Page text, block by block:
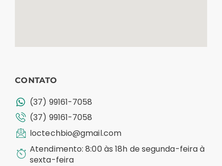
CONTATO
(37) 99161-7058
(37) 99161-7058
loctechbio@gmail.com
Atendimento: 8:00 às 18h de segunda-feira à
sexta-feira